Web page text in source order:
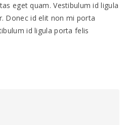
eget quam. Vestibulum id ligula
Donec id elit non mi porta
id ligula porta felis